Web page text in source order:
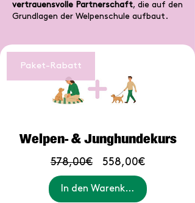
vertrauensvolle Partnerschaft, die auf den
Grundlagen der Welpenschule aufbaut.
Paket-Rabatt
Welpen- & Junghundekurs
578,00€ Standardpreis
558,00€Sale-
In den Warenkorb